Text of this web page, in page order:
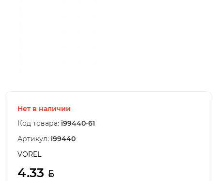
Нет в наличии
Код товара: i99440-61
Артикул: i99440
VOREL
4.33